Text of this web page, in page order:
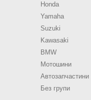
Honda
Yamaha
Suzuki
Kawasaki
BMW
Мотошини
Автозапчастини
Без групи